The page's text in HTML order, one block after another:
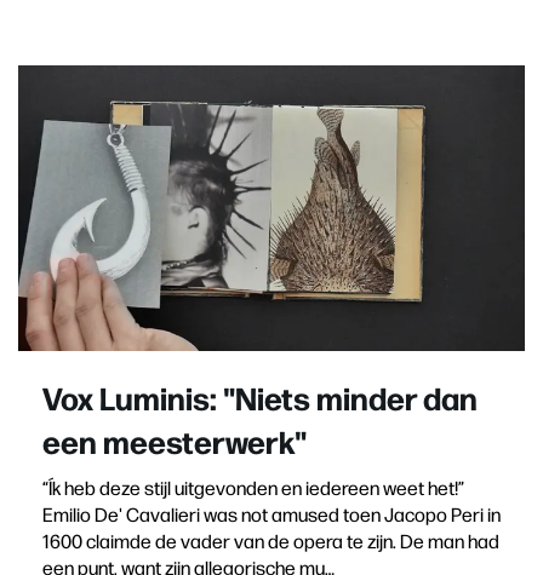
Vox Luminis: "Niets minder dan
een meesterwerk"
“Ík heb deze stijl uitgevonden en iedereen weet het!”
Emilio De' Cavalieri was not amused toen Jacopo Peri in
1600 claimde de vader van de opera te zijn. De man had
een punt, want zijn allegorische mu…